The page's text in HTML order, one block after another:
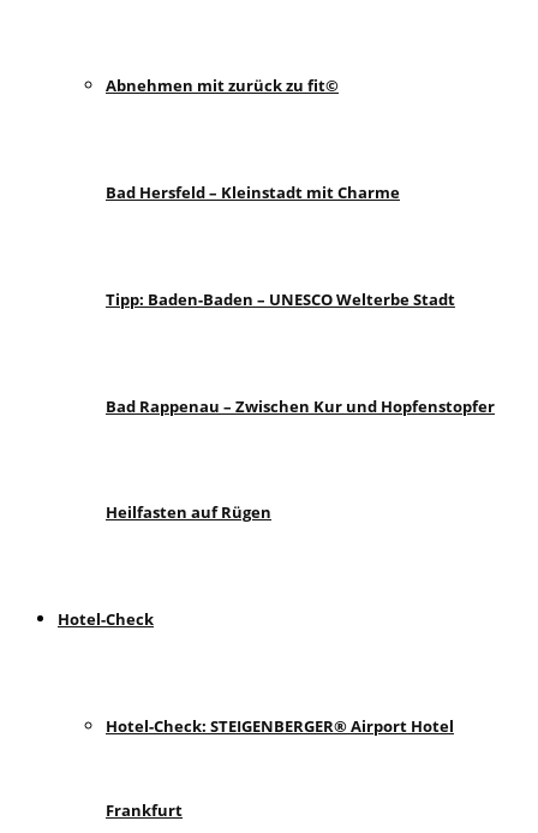
Abnehmen mit zurück zu fit©
Bad Hersfeld – Kleinstadt mit Charme
Tipp: Baden-Baden – UNESCO Welterbe Stadt
Bad Rappenau – Zwischen Kur und Hopfenstopfer
Heilfasten auf Rügen
Hotel-Check
Hotel-Check: STEIGENBERGER® Airport Hotel
Frankfurt